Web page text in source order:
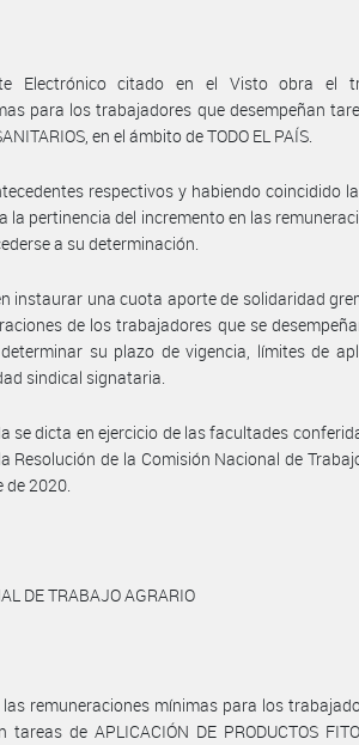
Electrónico citado en el Visto obra el
para los trabajadores que desempeñan
en el ámbito de TODO EL PAÍS.
respectivos y habiendo coincidido
la pertinencia del incremento en las
a su determinación.
instaurar una cuota aporte de solidaridad
de los trabajadores que se
su plazo de vigencia, límites de
sindical signataria.
se dicta en ejercicio de las facultades
Resolución de la Comisión Nacional de
de 2020.
DE TRABAJO AGRARIO
las remuneraciones mínimas para los
de APLICACIÓN DE PRODUCTOS